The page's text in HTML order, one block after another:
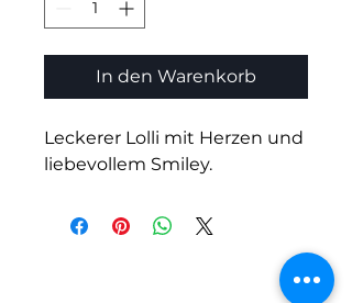
In den Warenkorb
Leckerer Lolli mit Herzen und
liebevollem Smiley.